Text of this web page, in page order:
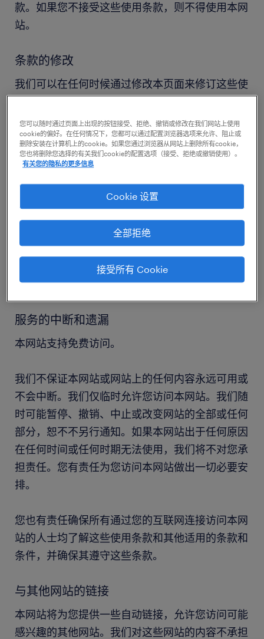
款。如果您不接受这些使用条款，则不得使用本网
站。
条款的修改
我们可以在任何时候通过修改本页面来修订这些使
何修改，这些修改对您具有约束力。
网站的修改
其内容。然而，请注意，本网站上的任何内容随时
可能成为过期信息，且我们没有义务对其进行更
我们不保证本网站或网站上的任何内容不存在错误
或遗漏。
服务的中断和遗漏
本网站支持免费访问。
我们不保证本网站或网站上的任何内容永远可用或
不会中断。我们仅临时允许您访问本网站。我们随
时可能暂停、撤销、中止或改变网站的全部或任何
部分，恕不不另行通知。如果本网站出于任何原因
在任何时间或任何时期无法使用，我们将不对您承
担责任。您有责任为您访问本网站做出一切必要安
排。
您也有责任确保所有通过您的互联网连接访问本网
站的人士均了解这些使用条款和其他适用的条款和
条件，并确保其遵守这些条款。
与其他网站的链接
本网站将为您提供一些自动链接，允许您访问可能
感兴趣的其他网站。我们对这些网站的内容不承担
您可以随时通过页面上出现的按钮接受、拒绝、撤销或修改在我们网站上使用
cookie的偏好。在任何情况下，您都可以通过配置浏览器选项来允许、阻止或
删除安装在计算机上的cookie。如果您通过浏览器从网站上删除所有cookie，
您也将删除您选择的有关我们cookie的配置选项（接受、拒绝或撤销使用）。
有关您的隐私的更多信息
Cookie 设置
全部拒绝
接受所有 Cookie